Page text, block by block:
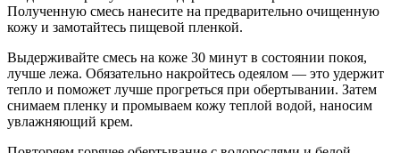
Полученную смесь нанесите на предварительно очищенную
кожу и замотайтесь пищевой пленкой.
Выдерживайте смесь на коже 30 минут в состоянии покоя,
лучше лежа. Обязательно накройтесь одеялом — это удержит
тепло и поможет лучше прогреться при обертывании. Затем
снимаем пленку и промываем кожу теплой водой, наносим
увлажняющий крем.